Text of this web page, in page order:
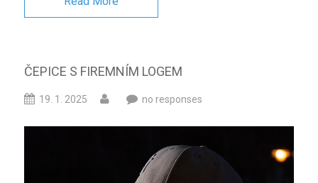
ČEPICE S FIREMNÍM LOGEM
19. 1. 2025 no responses